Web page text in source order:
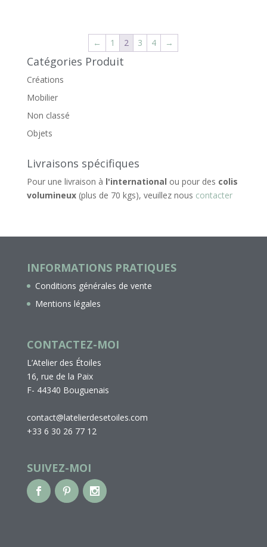
← 1 2 3 4 →
Catégories Produit
Créations
Mobilier
Non classé
Objets
Livraisons spécifiques
Pour une livraison à l'international ou pour des colis
volumineux(plus de 70 kgs), veuillez nous contacter
INFORMATIONS PRATIQUES
Conditions générales de vente
Mentions légales
CONTACTEZ-MOI
L’Atelier des Étoiles
16, rue de la Paix
F- 44340 Bouguenais
contact@latelierdesetoiles.com
+33 6 30 26 77 12
SUIVEZ-MOI